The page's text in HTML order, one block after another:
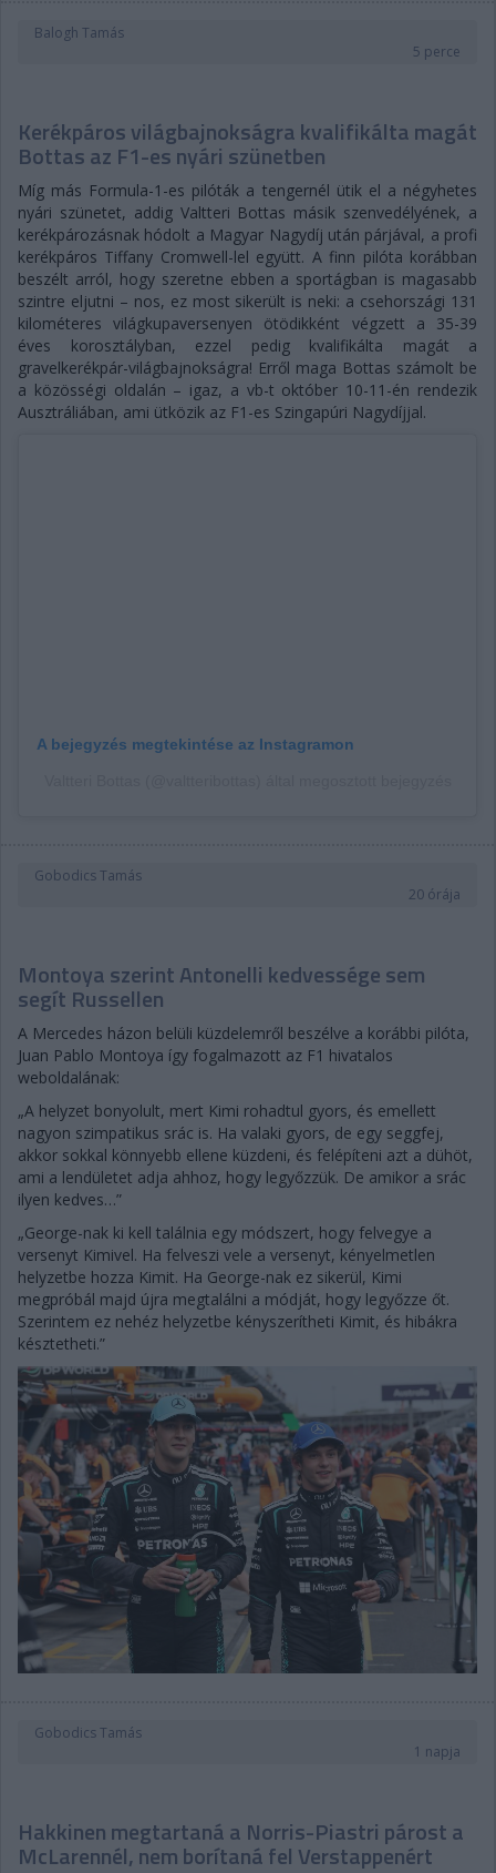
Balogh Tamás
5 perce
Kerékpáros világbajnokságra kvalifikálta magát
Bottas az F1-es nyári szünetben
Míg más Formula-1-es pilóták a tengernél ütik el a négyhetes
nyári szünetet, addig Valtteri Bottas másik szenvedélyének, a
kerékpározásnak hódolt a Magyar Nagydíj után párjával, a profi
kerékpáros Tiffany Cromwell-lel együtt. A finn pilóta korábban
beszélt arról, hogy szeretne ebben a sportágban is magasabb
szintre eljutni – nos, ez most sikerült is neki: a csehországi 131
kilométeres világkupaversenyen ötödikként végzett a 35-39
éves korosztályban, ezzel pedig kvalifikálta magát a
gravelkerékpár-világbajnokságra! Erről maga Bottas számolt be
a közösségi oldalán – igaz, a vb-t október 10-11-én rendezik
Ausztráliában, ami ütközik az F1-es Szingapúri Nagydíjjal.
A bejegyzés megtekintése az Instagramon
Gobodics Tamás
20 órája
Montoya szerint Antonelli kedvessége sem
segít Russellen
A Mercedes házon belüli küzdelemről beszélve a korábbi pilóta,
Juan Pablo Montoya így fogalmazott az F1 hivatalos
weboldalának:
„A helyzet bonyolult, mert Kimi rohadtul gyors, és emellett
nagyon szimpatikus srác is. Ha valaki gyors, de egy seggfej,
akkor sokkal könnyebb ellene küzdeni, és felépíteni azt a dühöt,
ami a lendületet adja ahhoz, hogy legyőzzük. De amikor a srác
ilyen kedves…”
„George-nak ki kell találnia egy módszert, hogy felvegye a
versenyt Kimivel. Ha felveszi vele a versenyt, kényelmetlen
helyzetbe hozza Kimit. Ha George-nak ez sikerül, Kimi
megpróbál majd újra megtalálni a módját, hogy legyőzze őt.
Szerintem ez nehéz helyzetbe kényszerítheti Kimit, és hibákra
késztetheti.”
Gobodics Tamás
1 napja
Hakkinen megtartaná a Norris-Piastri párost a
McLarennél, nem borítaná fel Verstappenért